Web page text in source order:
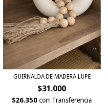
GUIRNALDA DE MADERA LUPE
$31.000
$26.350con Transferencia